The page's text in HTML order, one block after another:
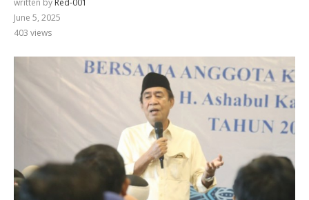
June 5, 2025
403 views